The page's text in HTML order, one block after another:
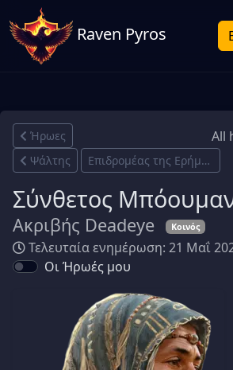
Raven Pyros
Ήρωες All
Ψάλτης Επιδρομέας της Ερήμου
Σύνθετος
Ακριβής Deadeye Κοινός
Τελευταία ενημέρωση: 21 Μαΐ
Οι Ήρωές μου